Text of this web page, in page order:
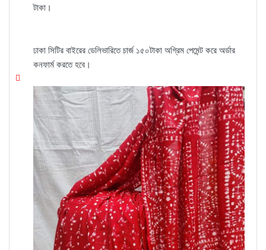
টাকা।
ঢাকা সিটির বাইরের ডেলিভারিতে চার্জ ১৫০টাকা অগ্রিম পেমেন্ট করে অর্ডার
কনফার্ম করতে হবে।